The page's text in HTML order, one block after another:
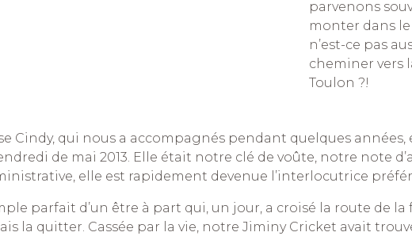
parvenons
monter dans
n’est-ce pas
cheminer vers
Toulon ?!
Cindy, qui nous a accompagnés pendant quelques années,
de mai 2013. Elle était notre clé de voûte, notre note
elle est rapidement devenue l’interlocutrice
parfait d’un être à part qui, un jour, a croisé la route de la
la quitter. Cassée par la vie, notre Jiminy Cricket avait